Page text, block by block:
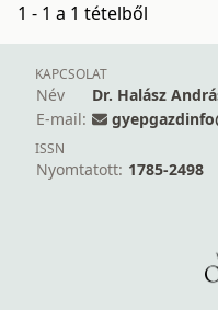
1 - 1 a 1 tételből
KAPCSOLAT
Név
Dr. Halász
E-mail:
ISSN
Nyomtatott: 1785-2498